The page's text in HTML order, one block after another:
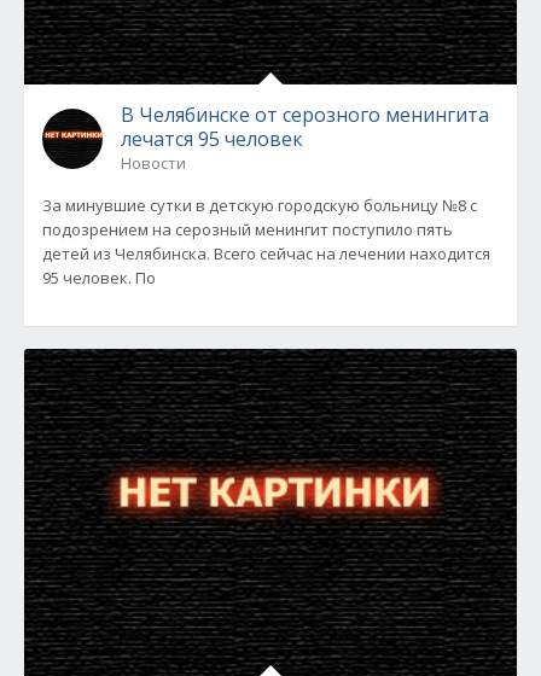
В Челябинске от серозного менингита
лечатся 95 человек
Новости
За минувшие сутки в детскую городскую больницу №8 с
подозрением на серозный менингит поступило пять
детей из Челябинска. Всего сейчас на лечении находится
95 человек. По